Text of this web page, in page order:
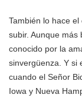
También lo hace
subir. Aunque más
conocido por la
sinvergüenza. Y si
cuando el Señor
Iowa y Nueva